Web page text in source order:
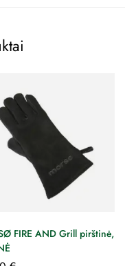
FIRE AND Grill pirštinė,